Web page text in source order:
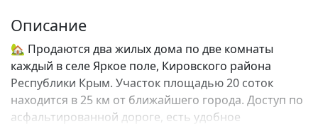
Описание
🏡 Продаются два жилых дома по две комнаты
каждый в селе Яркое поле, Кировского района
Республики Крым. Участок площадью 20 соток
находится в 25 км от ближайшего города. Доступ по
асфальтированной дороге, есть удобное